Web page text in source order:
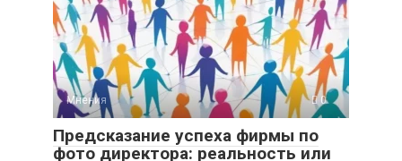
Мнения 0
Предсказание успеха фирмы по
фото директора: реальность или